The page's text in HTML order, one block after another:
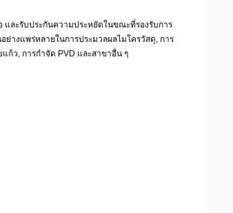
และรับประกันความประหยัดในขณะที่รองรับการ
งแพร่หลายในการประมวลผลไมโครวัสดุ, การ
ก้ว, การกำจัด PVD และสาขาอื่น ๆ